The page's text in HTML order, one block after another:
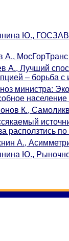
Ю.,
А.,
А., Лучший
– борьба с
министра:
население
К.,
расползтись
А.,
Ю.,